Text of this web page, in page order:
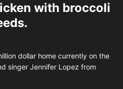
with broccoli
dollar home currently on the
singer Jennifer Lopez from